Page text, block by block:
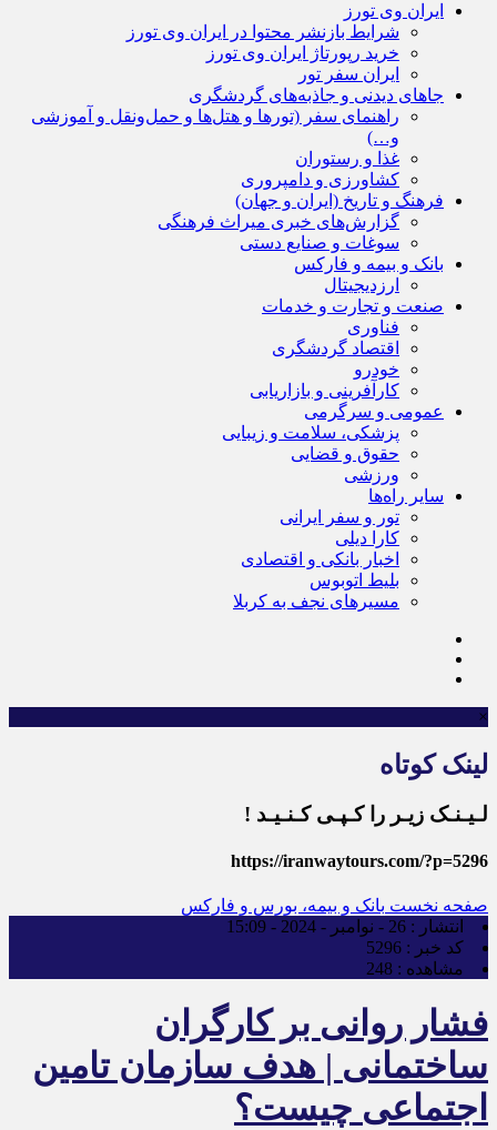
ایران وی تورز
شرایط بازنشر محتوا در ایران وی تورز
خرید رپورتاژ ایران وی تورز
ایران سفر تور
جاهای دیدنی و جاذبه‌های گردشگری
راهنمای سفر (تورها و هتل‌ها و حمل‌و‌نقل و آموزشی
و…)
غذا و رستوران
کشاورزی و دامپروری
فرهنگ و تاریخ (ایران و جهان)
گزارش‌های خبری میراث فرهنگی
سوغات و صنایع دستی
بانک و بیمه و فارکس
ارزدیجیتال
صنعت و تجارت و خدمات
فناوری
اقتصاد گردشگری
خودرو
کارآفرینی و بازاریابی
عمومی و سرگرمی
پزشکی، سلامت و زیبایی
حقوق و قضایی
ورزشی
سایر راه‌ها
تور و سفر ایرانی
کارا دیلی
اخبار بانکی و اقتصادی
بلیط اتوبوس
مسیرهای نجف به کربلا
×
لینک کوتاه
لـیـنـک زیـر را کـپـی کـنـیـد !
https://iranwaytours.com/?p=5296
صفحه نخست بانک و بیمه، بورس و فارکس
انتشار : 26 - نوامبر - 2024 - 15:09
کد خبر : 5296
مشاهده : 248
فشار روانی بر کارگران
ساختمانی | هدف سازمان تامین
اجتماعی چیست؟